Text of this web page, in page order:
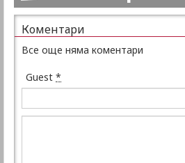
Коментари
Все още няма коментари
Guest *